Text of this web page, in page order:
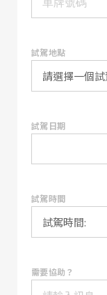
試駕地點
試駕日期
試駕時間
需要協助？